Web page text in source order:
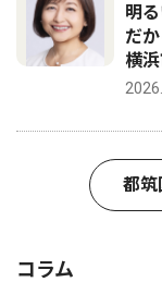
明
だ
横
都筑
コラム